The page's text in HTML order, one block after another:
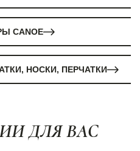
CANOE
НОСКИ, ПЕРЧАТКИ
ДЛЯ ВАС